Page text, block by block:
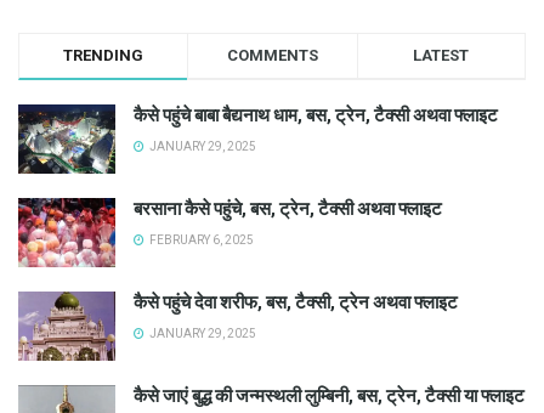
TRENDING COMMENTS LATEST
कैसे पहुंचे बाबा बैद्यनाथ धाम, बस, ट्रेन, टैक्सी अथवा फ्लाइट
JANUARY 29, 2025
बरसाना कैसे पहुंचे, बस, ट्रेन, टैक्सी अथवा फ्लाइट
FEBRUARY 6, 2025
कैसे पहुंचे देवा शरीफ, बस, टैक्सी, ट्रेन अथवा फ्लाइट
JANUARY 29, 2025
कैसे जाएं बुद्ध की जन्मस्थली लुम्बिनी, बस, ट्रेन, टैक्सी या फ्लाइट